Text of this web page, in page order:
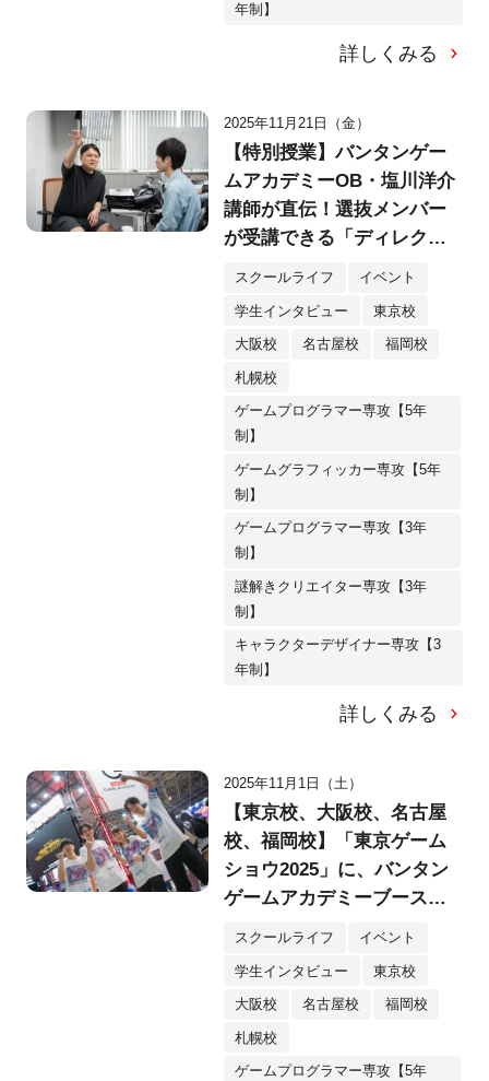
年制】
詳しくみる
2025年11月21日（金）
【特別授業】バンタンゲー
ムアカデミーOB・塩川洋介
講師が直伝！選抜メンバー
が受講できる「ディレクタ
スクールライフ イベント
学生インタビュー 東京校
大阪校 名古屋校 福岡校
札幌校
ゲームプログラマー専攻【5年
制】
ゲームグラフィッカー専攻【5年
制】
ゲームプログラマー専攻【3年
制】
謎解きクリエイター専攻【3年
制】
キャラクターデザイナー専攻【3
年制】
詳しくみる
2025年11月1日（土）
【東京校、大阪校、名古屋
校、福岡校】「東京ゲーム
ショウ2025」に、バンタン
ゲームアカデミーブースが
スクールライフ イベント
学生インタビュー 東京校
大阪校 名古屋校 福岡校
札幌校
ゲームプログラマー専攻【5年